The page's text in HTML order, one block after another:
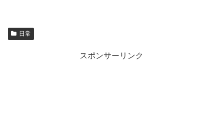
日常
スポンサーリンク